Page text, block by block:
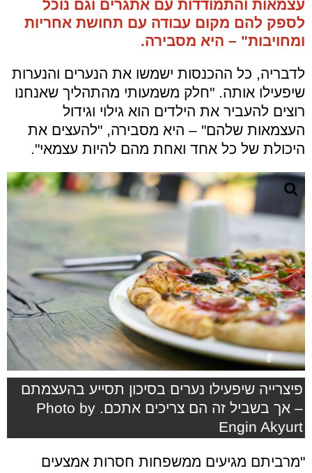
עצמאות והתמודדות עם אתגרים וגם נוכל
לספק להם מקום עבודה עם תחושת אחריות
ומחויבות" – היא מסבירה.
לדבריה, כל ההכנסות ישמשו את הנערים והנערות
שיפעילו אותה. "חלק משמעותי מהתהליך שאנחנו
רוצים להעביר את הילדים הוא גילוי וגידול
העצמאות שלהם" – היא מסבירה, "להעצים את
היכולת של כל אחד ואחת מהם להיות עצמאי".
פיצרייה שיפעילו נערים בסיכון תסייע בהעצמתם
– אך בשביל זה הם צריכים אתכם. Photo by
Engin Akyurt
"מרביתם מגיעים ממשפחות חסרות אמצעים